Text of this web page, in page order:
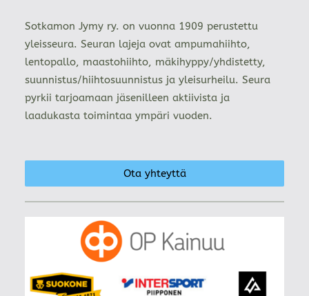
Sotkamon Jymy ry. on vuonna 1909 perustettu
yleisseura. Seuran lajeja ovat ampumahiihto,
lentopallo, maastohiihto, mäkihyppy/yhdistetty,
suunnistus/hiihtosuunnistus ja yleisurheilu. Seura
pyrkii tarjoamaan jäsenilleen aktiivista ja
laadukasta toimintaa ympäri vuoden.
Ota yhteyttä